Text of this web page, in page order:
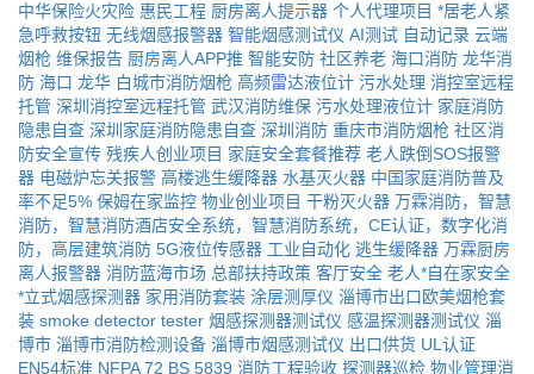
中华保险火灾险 惠民工程 厨房离人提示器 个人代理项目 *居老人紧
急呼救按钮 无线烟感报警器 智能烟感测试仪 AI测试 自动记录 云端
烟枪 维保报告 厨房离人APP推 智能安防 社区养老 海口消防 龙华消
防 海口 龙华 白城市消防烟枪 高频雷达液位计 污水处理 消控室远程
托管 深圳消控室远程托管 武汉消防维保 污水处理液位计 家庭消防
隐患自查 深圳家庭消防隐患自查 深圳消防 重庆市消防烟枪 社区消
防安全宣传 残疾人创业项目 家庭安全套餐推荐 老人跌倒SOS报警
器 电磁炉忘关报警 高楼逃生缓降器 水基灭火器 中国家庭消防普及
率不足5% 保姆在家监控 物业创业项目 干粉灭火器 万霖消防，智慧
消防，智慧消防酒店安全系统，智慧消防系统，CE认证，数字化消
防，高层建筑消防 5G液位传感器 工业自动化 逃生缓降器 万霖厨房
离人报警器 消防蓝海市场 总部扶持政策 客厅安全 老人*自在家安全
*立式烟感探测器 家用消防套装 涂层测厚仪 淄博市出口欧美烟枪套
装 smoke detector tester 烟感探测器测试仪 感温探测器测试仪 淄
博市 淄博市消防检测设备 淄博市烟感测试仪 出口供货 UL认证
EN54标准 NFPA 72 BS 5839 消防工程验收 探测器巡检 物业管理消